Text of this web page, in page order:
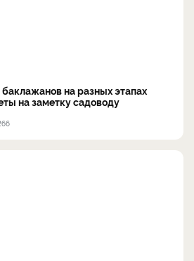
на разных этапах
на заметку садоводу